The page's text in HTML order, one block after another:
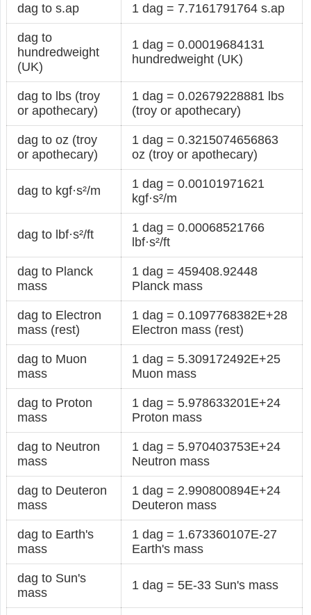
dag to s.ap 1 dag = 7.7161791764 s.ap
dag to
hundredweight
(UK)
1 dag = 0.00019684131
hundredweight (UK)
dag to lbs (troy
or apothecary)
1 dag = 0.02679228881 lbs
(troy or apothecary)
dag to oz (troy
or apothecary)
1 dag = 0.3215074656863
oz (troy or apothecary)
dag to kgf·s²/m
1 dag = 0.00101971621
kgf·s²/m
dag to lbf·s²/ft
1 dag = 0.00068521766
lbf·s²/ft
dag to Planck
mass
1 dag = 459408.92448
Planck mass
dag to Electron
mass (rest)
1 dag = 0.1097768382E+28
Electron mass (rest)
dag to Muon
mass
1 dag = 5.309172492E+25
Muon mass
dag to Proton
mass
1 dag = 5.978633201E+24
Proton mass
dag to Neutron
mass
1 dag = 5.970403753E+24
Neutron mass
dag to Deuteron
mass
1 dag = 2.990800894E+24
Deuteron mass
dag to Earth's
mass
1 dag = 1.673360107E-27
Earth's mass
dag to Sun's
mass
1 dag = 5E-33 Sun's mass